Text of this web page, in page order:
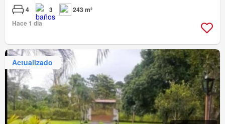
4 3
243 m²
Hace 1 día
Actualizado